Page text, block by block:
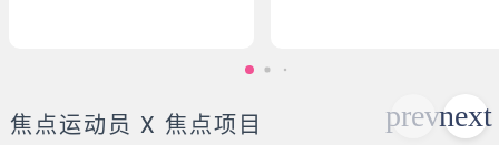
焦点运动员 X 焦点项目